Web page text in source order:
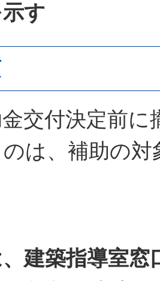
す
交付決定前に
は、補助の
建築指導室窓